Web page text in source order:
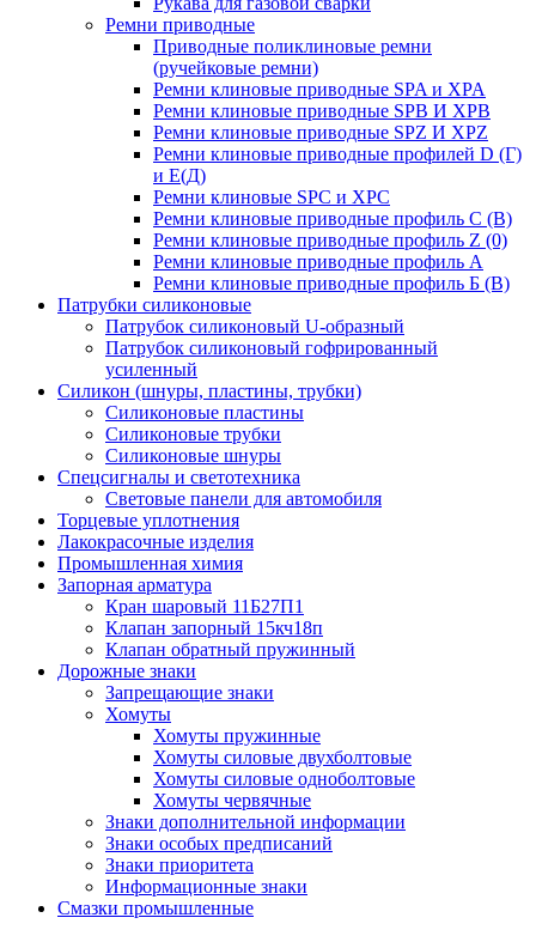
Ремни приводные
Приводные поликлиновые ремни
(ручейковые ремни)
Ремни клиновые приводные SPA и XPA
Ремни клиновые приводные SPB И XPB
Ремни клиновые приводные SPZ И XPZ
Ремни клиновые приводные профилей D (Г)
и Е(Д)
Ремни клиновые SPC и XPC
Ремни клиновые приводные профиль C (В)
Ремни клиновые приводные профиль Z (0)
Ремни клиновые приводные профиль А
Ремни клиновые приводные профиль Б (B)
Патрубки силиконовые
Патрубок силиконовый U-образный
Патрубок силиконовый гофрированный
усиленный
Силикон (шнуры, пластины, трубки)
Силиконовые пластины
Силиконовые трубки
Силиконовые шнуры
Спецсигналы и светотехника
Световые панели для автомобиля
Торцевые уплотнения
Лакокрасочные изделия
Промышленная химия
Запорная арматура
Кран шаровый 11Б27П1
Клапан запорный 15кч18п
Клапан обратный пружинный
Дорожные знаки
Запрещающие знаки
Хомуты
Хомуты пружинные
Хомуты силовые двухболтовые
Хомуты силовые одноболтовые
Хомуты червячные
Знаки дополнительной информации
Знаки особых предписаний
Знаки приоритета
Информационные знаки
Смазки промышленные